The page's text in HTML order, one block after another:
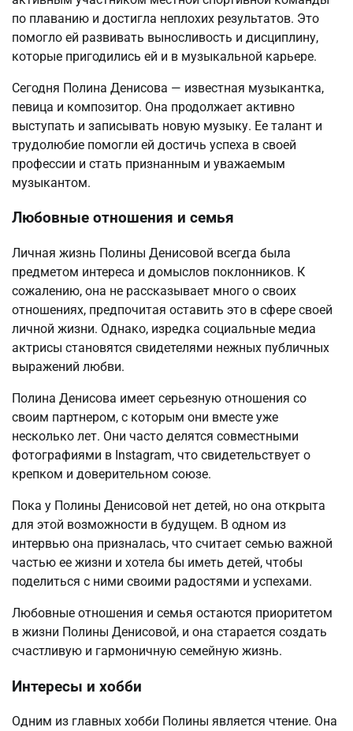
по плаванию и достигла неплохих результатов. Это
помогло ей развивать выносливость и дисциплину,
которые пригодились ей и в музыкальной карьере.
Сегодня Полина Денисова — известная музыкантка,
певица и композитор. Она продолжает активно
выступать и записывать новую музыку. Ее талант и
трудолюбие помогли ей достичь успеха в своей
профессии и стать признанным и уважаемым
музыкантом.
Любовные отношения и семья
Личная жизнь Полины Денисовой всегда была
предметом интереса и домыслов поклонников. К
сожалению, она не рассказывает много о своих
отношениях, предпочитая оставить это в сфере своей
личной жизни. Однако, изредка социальные медиа
актрисы становятся свидетелями нежных публичных
выражений любви.
Полина Денисова имеет серьезную отношения со
своим партнером, с которым они вместе уже
несколько лет. Они часто делятся совместными
фотографиями в Instagram, что свидетельствует о
крепком и доверительном союзе.
Пока у Полины Денисовой нет детей, но она открыта
для этой возможности в будущем. В одном из
интервью она призналась, что считает семью важной
частью ее жизни и хотела бы иметь детей, чтобы
поделиться с ними своими радостями и успехами.
Любовные отношения и семья остаются приоритетом
в жизни Полины Денисовой, и она старается создать
счастливую и гармоничную семейную жизнь.
Интересы и хобби
Одним из главных хобби Полины является чтение. Она